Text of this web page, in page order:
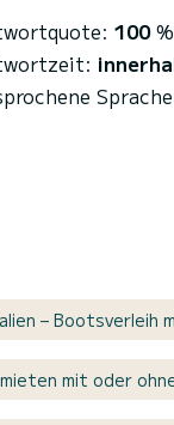
100%
– Bootsverleih
mit oder